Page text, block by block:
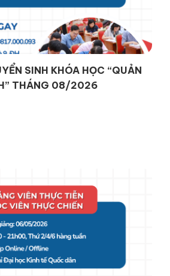
SINH KHÓA HỌC “QUẢN
THÁNG 08/2026